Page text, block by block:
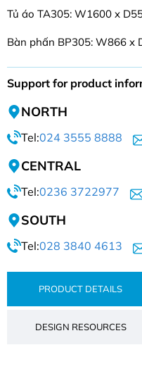
Tủ áo TA305: W1600 x
Bàn phấn BP305: W866 x
Support for product
NORTH
Tel:024 3555 8888
CENTRAL
Tel:0236 3722977
SOUTH
Tel:028 3840 4613
PRODUCT DETAILS
DESIGN RESOURCES